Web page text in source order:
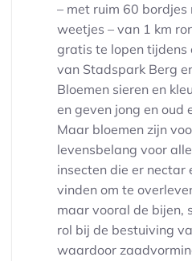
– met ruim 60 bordjes
weetjes – van 1 km
gratis te lopen tijdens
van Stadspark Berg
Bloemen sieren en
en geven jong en oud
Maar bloemen zijn
levensbelang voor
insecten die er nectar
vinden om te
maar vooral de bijen,
rol bij de bestuiving
waardoor